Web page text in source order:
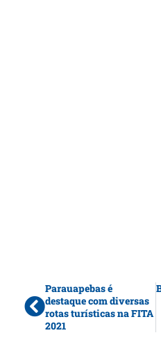
Parauapebas é
destaque com diversas
rotas turísticas na FITA
2021